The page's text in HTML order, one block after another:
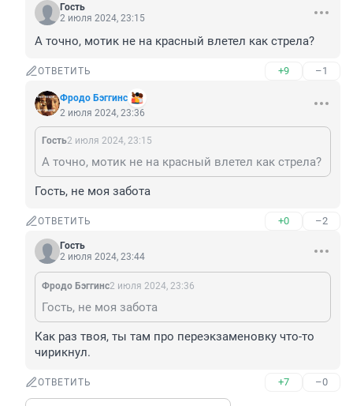
Гость
2 июля 2024, 23:15
А точно, мотик не на красный влетел как стрела?
ОТВЕТИТЬ +9 –1
Фродо Бэггинс
2 июля 2024, 23:36
Гость2 июля 2024, 23:15
А точно, мотик не на красный влетел как стрела?
Гость, не моя забота
ОТВЕТИТЬ +0 –2
Гость
2 июля 2024, 23:44
Фродо Бэггинс2 июля 2024, 23:36
Гость, не моя забота
Как раз твоя, ты там про переэкзаменовку что-то
чирикнул.
ОТВЕТИТЬ +7 –0